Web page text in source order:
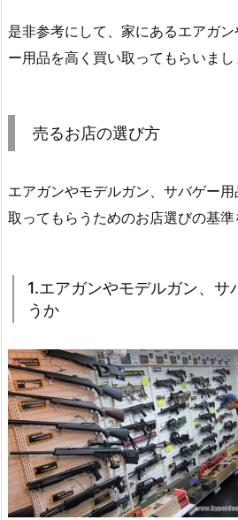
是非参考にして、家にあるエアガ
ー用品を高く買い取ってもらいまし
売るお店の選び方
エアガンやモデルガン、サバゲー
取ってもらうためのお店選びの基準
1.エアガンやモデルガン、サ
うか